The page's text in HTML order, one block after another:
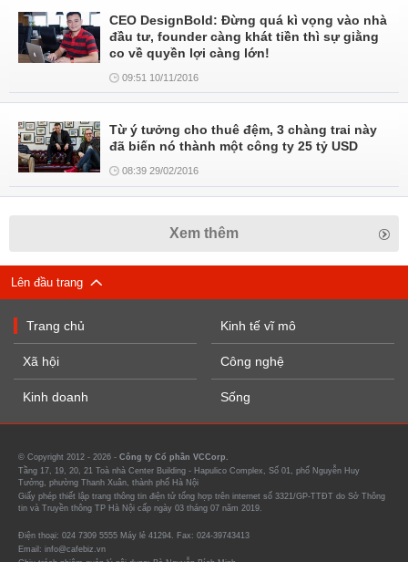
CEO DesignBold: Đừng quá kì vọng vào nhà
đầu tư, founder càng khát tiền thì sự giằng
co về quyền lợi càng lớn!
09:51 10/11/2016
Từ ý tưởng cho thuê đệm, 3 chàng trai này
đã biến nó thành một công ty 25 tỷ USD
08:39 29/02/2016
Xem thêm
Lên đầu trang
Trang chủ
Xã hội
Kinh doanh
Kinh tế vĩ mô
Công nghệ
Sống
© Copyright 2012 - 2026 - Công ty Cổ phần VCCorp.
Tầng 17, 19, 20, 21 Toà nhà Center Building - Hapulico Complex, Số 01, phố Nguyễn Huy
Tưởng, phường Thanh Xuân, thành phố Hà Nội
Giấy phép thiết lập trang thông tin điện tử tổng hợp trên internet số 3321/GP-TTĐT do Sở Thông
tin và Truyền thông TP Hà Nội cấp ngày 03 tháng 07 năm 2019.
Điện thoại: 024 7309 5555 Máy lẻ 41294. Fax: 024-39743413
Email: info@cafebiz.vn